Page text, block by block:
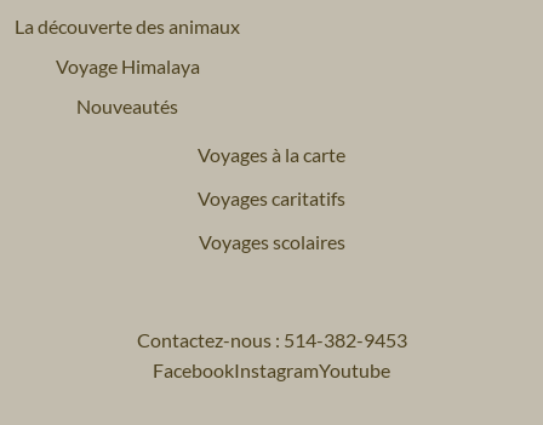
La découverte des animaux
Voyage Himalaya
Nouveautés
Voyages à la carte
Voyages caritatifs
Voyages scolaires
Contactez-nous : 514-382-9453
FacebookInstagramYoutube